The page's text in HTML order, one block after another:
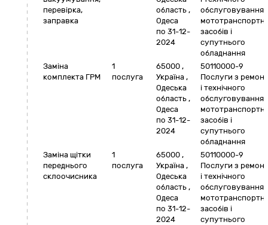
перевірка,
заправка
область ,
Одеса
по 31-12-
2024
обслуговування
засобів і
супутнього
обладнання
Заміна
комплекта ГРМ
1
послуга
65000 ,
Україна ,
Одеська
область ,
Одеса
по 31-12-
2024
50110000-9
Послуги з
і технічного
обслуговування
засобів і
супутнього
обладнання
Заміна щітки
переднього
склоочисника
1
послуга
65000 ,
Україна ,
Одеська
область ,
Одеса
по 31-12-
2024
50110000-9
Послуги з
і технічного
обслуговування
засобів і
супутнього